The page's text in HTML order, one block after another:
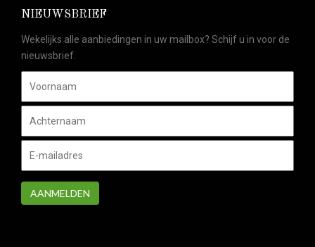
NIEUWSBRIEF
Wekelijks alle aanbiedingen in uw mailbox? Schijf u in voor de
nieuwsbrief.
AANMELDEN